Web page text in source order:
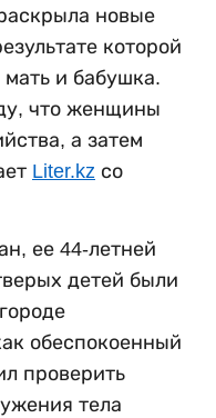
новые
которой
мать и бабушка.
что женщины
а затем
Liter.kz со
ее 44-летней
детей были
обеспокоенный
проверить
тела